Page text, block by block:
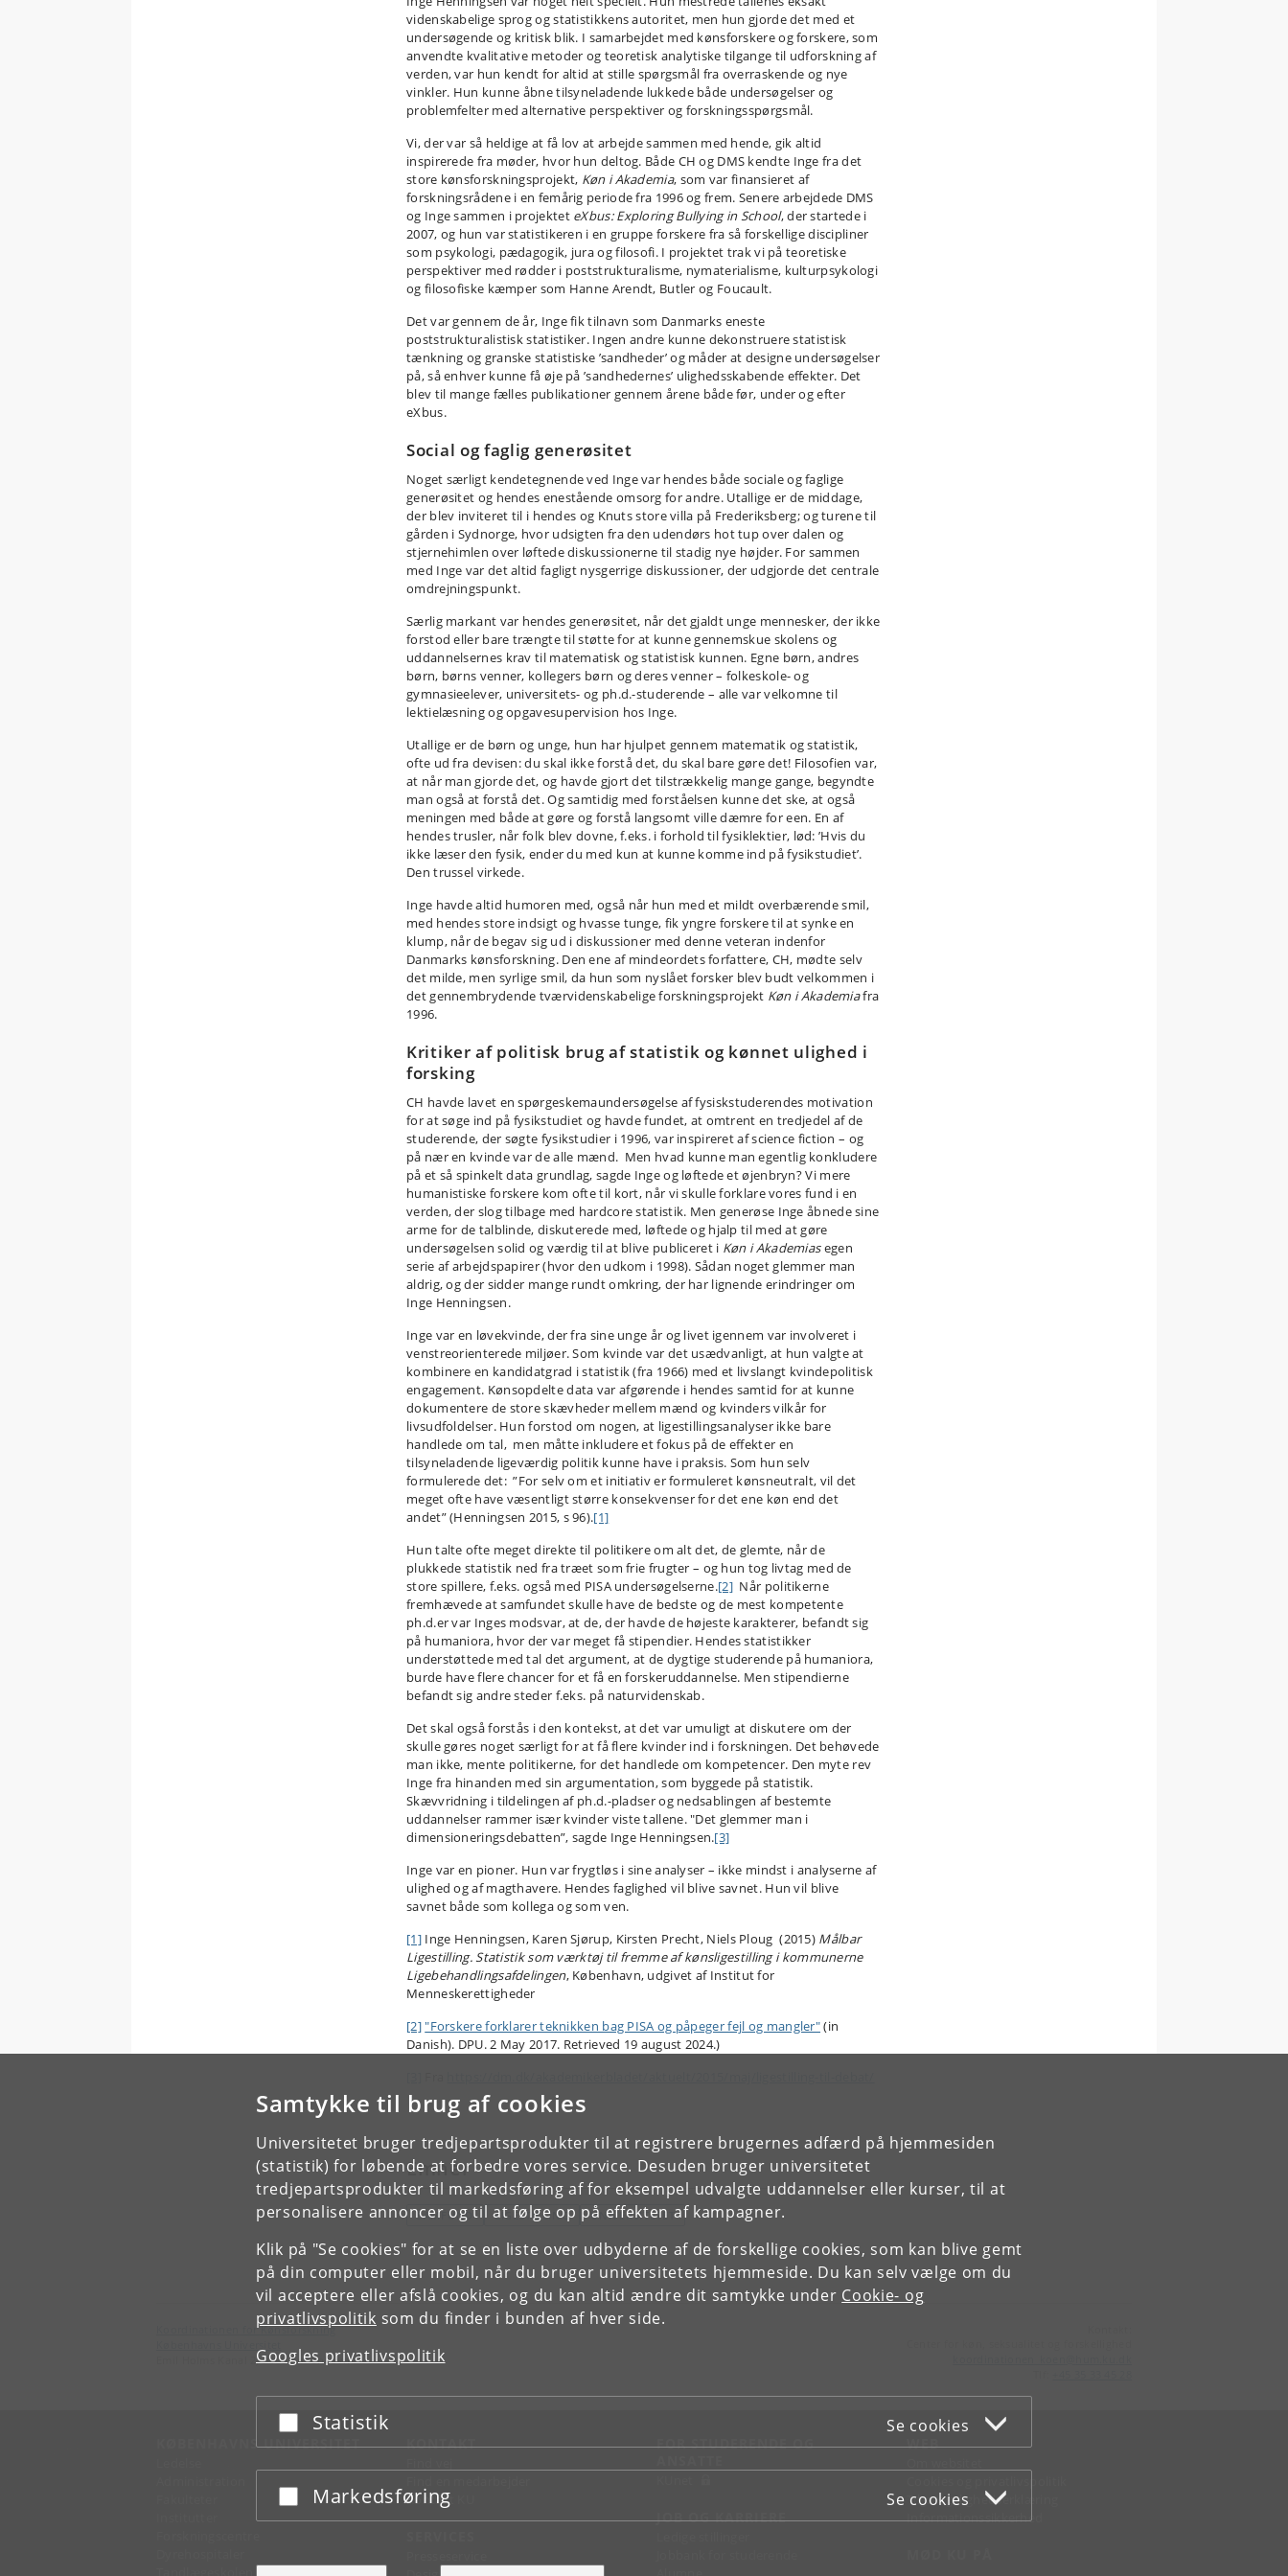
Samtykke til brug af cookies
Universitetet bruger tredjepartsprodukter til at registrere brugernes adfærd på hjemmesiden
(statistik) for løbende at forbedre vores service. Desuden bruger universitetet
tredjepartsprodukter til markedsføring af for eksempel udvalgte uddannelser eller kurser, til at
personalisere annoncer og til at følge op på effekten af kampagner.
Klik på "Se cookies" for at se en liste over udbyderne af de forskellige cookies, som kan blive gemt
på din computer eller mobil, når du bruger universitetets hjemmeside. Du kan selv vælge om du
vil acceptere eller afslå cookies, og du kan altid ændre dit samtykke under Cookie- og
privatlivspolitik som du finder i bunden af hver side.
Googles privatlivspolitik
Acceptér eller afslå
Statistik Se cookies
Acceptér eller afslå
Markedsføring Se cookies
videnskabelige sprog og statistikkens autoritet, men hun gjorde det med et
undersøgende og kritisk blik. I samarbejdet med kønsforskere og forskere, som
anvendte kvalitative metoder og teoretisk analytiske tilgange til udforskning af
verden, var hun kendt for altid at stille spørgsmål fra overraskende og nye
vinkler. Hun kunne åbne tilsyneladende lukkede både undersøgelser og
problemfelter med alternative perspektiver og forskningsspørgsmål.
Vi, der var så heldige at få lov at arbejde sammen med hende, gik altid
inspirerede fra møder, hvor hun deltog. Både CH og DMS kendte Inge fra det
store kønsforskningsprojekt, Køn i Akademia, som var finansieret af
forskningsrådene i en femårig periode fra 1996 og frem. Senere arbejdede DMS
og Inge sammen i projektet eXbus: Exploring Bullying in School, der startede i
2007, og hun var statistikeren i en gruppe forskere fra så forskellige discipliner
som psykologi, pædagogik, jura og filosofi. I projektet trak vi på teoretiske
perspektiver med rødder i poststrukturalisme, nymaterialisme, kulturpsykologi
og filosofiske kæmper som Hanne Arendt, Butler og Foucault.
Det var gennem de år, Inge fik tilnavn som Danmarks eneste
poststrukturalistisk statistiker. Ingen andre kunne dekonstruere statistisk
tænkning og granske statistiske ’sandheder’ og måder at designe undersøgelser
på, så enhver kunne få øje på ’sandhedernes’ ulighedsskabende effekter. Det
blev til mange fælles publikationer gennem årene både før, under og efter
eXbus.
Social og faglig generøsitet
Noget særligt kendetegnende ved Inge var hendes både sociale og faglige
generøsitet og hendes enestående omsorg for andre. Utallige er de middage,
der blev inviteret til i hendes og Knuts store villa på Frederiksberg; og turene til
gården i Sydnorge, hvor udsigten fra den udendørs hot tup over dalen og
stjernehimlen over løftede diskussionerne til stadig nye højder. For sammen
med Inge var det altid fagligt nysgerrige diskussioner, der udgjorde det centrale
omdrejningspunkt.
Særlig markant var hendes generøsitet, når det gjaldt unge mennesker, der ikke
forstod eller bare trængte til støtte for at kunne gennemskue skolens og
uddannelsernes krav til matematisk og statistisk kunnen. Egne børn, andres
børn, børns venner, kollegers børn og deres venner – folkeskole- og
gymnasieelever, universitets- og ph.d.-studerende – alle var velkomne til
lektielæsning og opgavesupervision hos Inge.
Utallige er de børn og unge, hun har hjulpet gennem matematik og statistik,
ofte ud fra devisen: du skal ikke forstå det, du skal bare gøre det! Filosofien var,
at når man gjorde det, og havde gjort det tilstrækkelig mange gange, begyndte
man også at forstå det. Og samtidig med forståelsen kunne det ske, at også
meningen med både at gøre og forstå langsomt ville dæmre for een. En af
hendes trusler, når folk blev dovne, f.eks. i forhold til fysiklektier, lød: ’Hvis du
ikke læser den fysik, ender du med kun at kunne komme ind på fysikstudiet’.
Den trussel virkede.
Inge havde altid humoren med, også når hun med et mildt overbærende smil,
med hendes store indsigt og hvasse tunge, fik yngre forskere til at synke en
klump, når de begav sig ud i diskussioner med denne veteran indenfor
Danmarks kønsforskning. Den ene af mindeordets forfattere, CH, mødte selv
det milde, men syrlige smil, da hun som nyslået forsker blev budt velkommen i
det gennembrydende tværvidenskabelige forskningsprojekt Køn i Akademiafra
1996.
Kritiker af politisk brug af statistik og kønnet ulighed i
forsking
CH havde lavet en spørgeskemaundersøgelse af fysiskstuderendes motivation
for at søge ind på fysikstudiet og havde fundet, at omtrent en tredjedel af de
studerende, der søgte fysikstudier i 1996, var inspireret af science fiction – og
på nær en kvinde var de alle mænd. Men hvad kunne man egentlig konkludere
på et så spinkelt data grundlag, sagde Inge og løftede et øjenbryn? Vi mere
humanistiske forskere kom ofte til kort, når vi skulle forklare vores fund i en
verden, der slog tilbage med hardcore statistik. Men generøse Inge åbnede sine
arme for de talblinde, diskuterede med, løftede og hjalp til med at gøre
undersøgelsen solid og værdig til at blive publiceret i Køn i Akademiasegen
serie af arbejdspapirer (hvor den udkom i 1998). Sådan noget glemmer man
aldrig, og der sidder mange rundt omkring, der har lignende erindringer om
Inge Henningsen.
Inge var en løvekvinde, der fra sine unge år og livet igennem var involveret i
venstreorienterede miljøer. Som kvinde var det usædvanligt, at hun valgte at
kombinere en kandidatgrad i statistik (fra 1966) med et livslangt kvindepolitisk
engagement. Kønsopdelte data var afgørende i hendes samtid for at kunne
dokumentere de store skævheder mellem mænd og kvinders vilkår for
livsudfoldelser. Hun forstod om nogen, at ligestillingsanalyser ikke bare
handlede om tal, men måtte inkludere et fokus på de effekter en
tilsyneladende ligeværdig politik kunne have i praksis. Som hun selv
formulerede det: ”For selv om et initiativ er formuleret kønsneutralt, vil det
meget ofte have væsentligt større konsekvenser for det ene køn end det
andet” (Henningsen 2015, s 96).[1]
Hun talte ofte meget direkte til politikere om alt det, de glemte, når de
plukkede statistik ned fra træet som frie frugter – og hun tog livtag med de
store spillere, f.eks. også med PISA undersøgelserne.[2]Når politikerne
fremhævede at samfundet skulle have de bedste og de mest kompetente
ph.d.er var Inges modsvar, at de, der havde de højeste karakterer, befandt sig
på humaniora, hvor der var meget få stipendier. Hendes statistikker
understøttede med tal det argument, at de dygtige studerende på humaniora,
burde have flere chancer for et få en forskeruddannelse. Men stipendierne
befandt sig andre steder f.eks. på naturvidenskab.
Det skal også forstås i den kontekst, at det var umuligt at diskutere om der
skulle gøres noget særligt for at få flere kvinder ind i forskningen. Det behøvede
man ikke, mente politikerne, for det handlede om kompetencer. Den myte rev
Inge fra hinanden med sin argumentation, som byggede på statistik.
Skævvridning i tildelingen af ph.d.-pladser og nedsablingen af bestemte
uddannelser rammer især kvinder viste tallene. "Det glemmer man i
dimensioneringsdebatten”, sagde Inge Henningsen.[3]
Inge var en pioner. Hun var frygtløs i sine analyser – ikke mindst i analyserne af
ulighed og af magthavere. Hendes faglighed vil blive savnet. Hun vil blive
savnet både som kollega og som ven.
[1]Inge Henningsen, Karen Sjørup, Kirsten Precht, Niels Ploug (2015) Målbar
Ligestilling. Statistik som værktøj til fremme af kønsligestilling i kommunerne
Ligebehandlingsafdelingen, København, udgivet af Institut for
Menneskerettigheder
[2]"Forskere forklarer teknikken bag PISA og påpeger fejl og mangler"(in
Danish). DPU. 2 May 2017. Retrieved 19 august 2024.)
Emner
SAMFUND LIGESTILLING UNIVERSITETET
Koordinationen for Kønsforskning
Emil Holms Kanal 2, 2300 København S.
KØBENHAVNS UNIVERSITET KONTAKT
Kontakt KU
FOR STUDERENDE OG
JOB OG KARRIERE
WEB
Tilgængelighedserklæring
Informationssikkerhed